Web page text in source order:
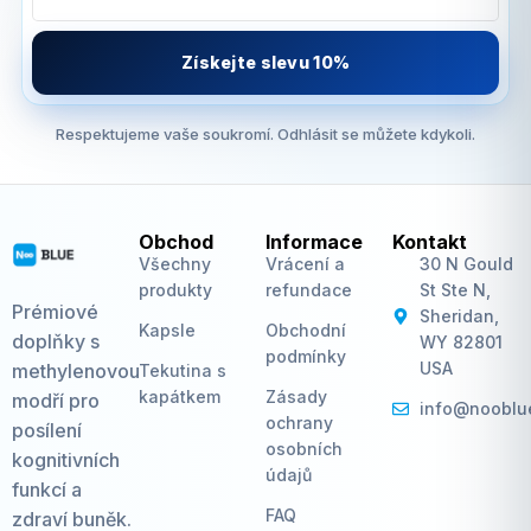
Získejte slevu 10%
Respektujeme vaše soukromí. Odhlásit se můžete kdykoli.
Prémiové
doplňky s
methylenovou
modří pro
posílení
kognitivních
funkcí a
zdraví buněk.
Obchod
Všechny
produkty
Kapsle
Tekutina s
kapátkem
Informace
Vrácení a
refundace
Obchodní
podmínky
Zásady
ochrany
osobních
údajů
FAQ
Kontakt
30 N Gould
St Ste N,
Sheridan,
WY 82801
USA